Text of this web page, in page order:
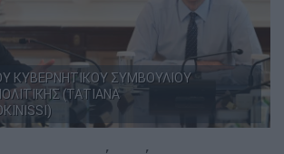
ΚΥΒΕΡΝΗΤΙΚΟΥ ΣΥΜΒΟΥΛΙΟΥ
(ΤΑΤΙΑΝΑ